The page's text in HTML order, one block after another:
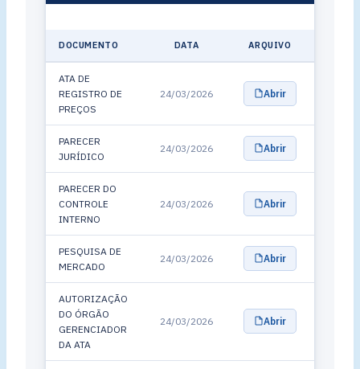
DOCUMENTO DATA ARQUIVO
ATA DE
REGISTRO DE
PREÇOS
24/03/2026 Abrir
PARECER
JURÍDICO
24/03/2026 Abrir
PARECER DO
CONTROLE
INTERNO
24/03/2026 Abrir
PESQUISA DE
MERCADO
24/03/2026 Abrir
AUTORIZAÇÃO
DO ÓRGÃO
GERENCIADOR
DA ATA
24/03/2026 Abrir